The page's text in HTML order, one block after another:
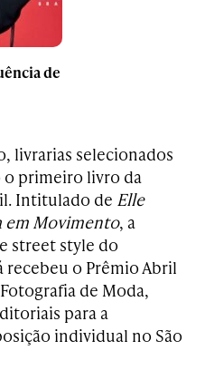
de
livrarias selecionados
o primeiro livro da
Intitulado de Elle
em Movimento, a
street style do
recebeu o Prêmio Abril
de Moda,
para a
individual no São